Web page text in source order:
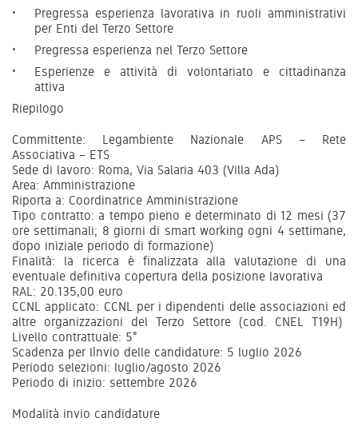
Pregressa esperienza lavorativa in ruoli amministrativi
per Enti del Terzo Settore
Pregressa esperienza nel Terzo Settore
Esperienze e attività di volontariato e cittadinanza
attiva
Riepilogo
Committente: Legambiente Nazionale APS – Rete
Associativa – ETS
Sede di lavoro: Roma, Via Salaria 403 (Villa Ada)
Area: Amministrazione
Riporta a: Coordinatrice Amministrazione
Tipo contratto: a tempo pieno e determinato di 12 mesi (37
ore settimanali; 8 giorni di smart working ogni 4 settimane,
dopo iniziale periodo di formazione)
Finalità: la ricerca è finalizzata alla valutazione di una
eventuale definitiva copertura della posizione lavorativa
RAL: 20.135,00 euro
CCNL applicato: CCNL per i dipendenti delle associazioni ed
altre organizzazioni del Terzo Settore (cod. CNEL T19H)
Livello contrattuale: 5°
Scadenza per l’invio delle candidature: 5 luglio 2026
Periodo selezioni: luglio/agosto 2026
Periodo di inizio: settembre 2026
Modalità invio candidature